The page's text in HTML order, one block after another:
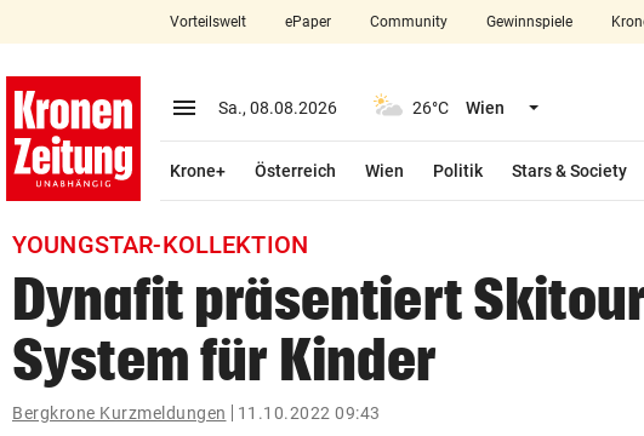
closeSchließen
account_circle Anmelden
arrow_right
pin_drop
bookmark
search
Suchbegriff
Vorteilswelt ePaper Community Gewinnspiele
menu Menü aufklappen
Sa., 08.08.2026 26°C Wien Menü
Krone+ Österreich Wien Politik Stars & Society
YOUNGSTAR-KOLLEKTION
Dynafit präsentiert
System für Kinder
Bergkrone Kurzmeldungen 11.10.2022 09:43